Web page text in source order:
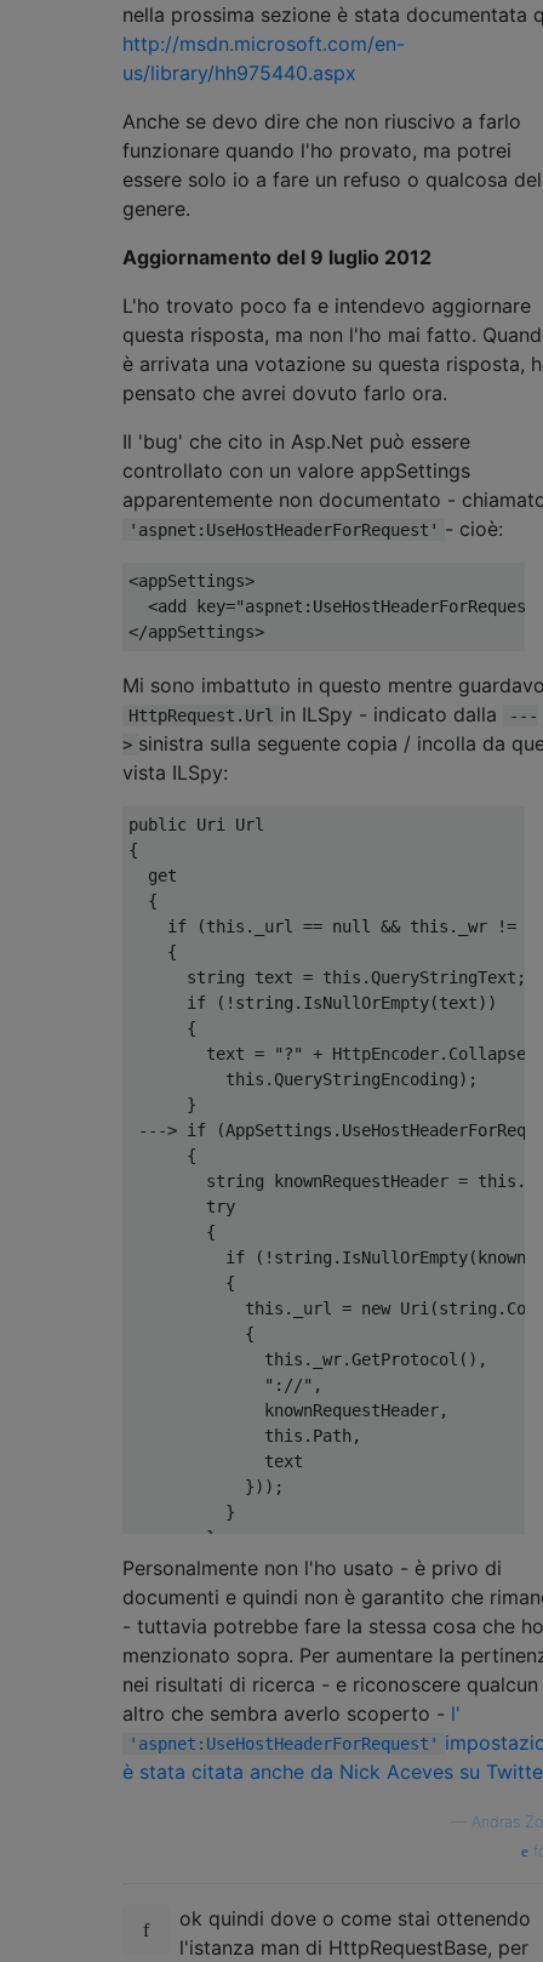
nella prossima sezione è stata documentata
http://msdn.microsoft.com/en-
us/library/hh975440.aspx
Anche se devo dire che non riuscivo a farlo
funzionare quando l'ho provato, ma potrei
essere solo io a fare un refuso o qualcosa del
genere.
Aggiornamento del 9 luglio 2012
L'ho trovato poco fa e intendevo aggiornare
questa risposta, ma non l'ho mai fatto.
è arrivata una votazione su questa risposta,
pensato che avrei dovuto farlo ora.
Il 'bug' che cito in Asp.Net può essere
controllato con un valore appSettings
apparentemente non documentato -
'aspnet:UseHostHeaderForRequest' - cioè:
<appSettings>
<add key=
</appSettings>
Mi sono imbattuto in questo mentre
HttpRequest.Url in ILSpy - indicato dalla
---
> sinistra sulla seguente copia / incolla da
vista ILSpy:
public Uri
Url
{
get
{
if
(this . _url == null && this . _wr !=
{
string text = this . QueryStringText ;
if
(! string . IsNullOrEmpty(text))
{
        text
= "?" + HttpEncoder.
this . QueryStringEncoding);
}
---> if (AppSettings .
{
string knownRequestHeader = this .
try
{
if
(! string . IsNullOrEmpty(
{
this . _url = new Uri (string .
{
this . _wr.GetProtocol (),
"://" ,
              knownRequestHeader
,
this . Path ,
              text
}));
}
}
catch (UriFormatException)
{
if
(this._url == null) { /* build
...
Personalmente non l'ho usato - è privo di
documenti e quindi non è garantito che
- tuttavia potrebbe fare la stessa cosa che ho
menzionato sopra. Per aumentare la
nei risultati di ricerca - e riconoscere qualcun
altro che sembra averlo scoperto - l'
'aspnet:UseHostHeaderForRequest'
è stata citata anche da Nick Aceves su
Andras
ok quindi dove o come stai ottenendo
l'istanza man di HttpRequestBase, per